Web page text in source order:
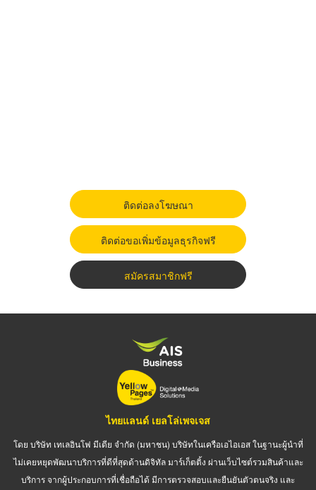
ติดต่อลงโฆษณา
ติดต่อขอเพิ่มข้อมูลธุรกิจฟรี
สมัครสมาชิกฟรี
ไทยแลนด์ เยลโล่เพจเจส
โดย บริษัท เทเลอินโฟ มีเดีย จำกัด (มหาชน) บริษัทในเครือเอไอเอส ในฐานะผู้นำที่
ไม่เคยหยุดพัฒนาบริการที่ดีที่สุดด้านดิจิทัล มาร์เก็ตติ้ง ผ่านเว็บไซต์รวมสินค้าและ
บริการ จากผู้ประกอบการที่เชื่อถือได้ มีการตรวจสอบและยืนยันตัวตนจริง และ